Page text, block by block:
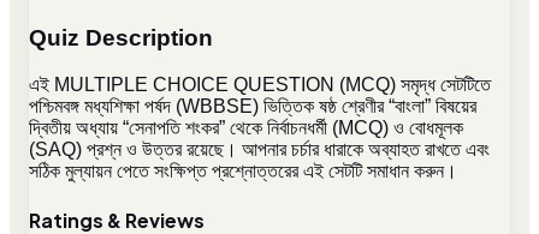
Quiz Description
এই MULTIPLE CHOICE QUESTION (MCQ) সমৃদ্ধ সেটটিতে
পশ্চিমবঙ্গ মধ্যশিক্ষা পর্ষদ (WBBSE) ভিত্তিক ষষ্ঠ শ্রেণীর “বাংলা” বিষয়ের
দ্বিতীয় অধ্যায় “সেনাপতি শংকর” থেকে নির্বাচনধর্মী (MCQ) ও বোধমূলক
(SAQ) প্রশ্ন ও উত্তর রয়েছে। আপনার চর্চার ধারাকে অব্যাহত রাখতে এবং
সঠিক মুল্যায়ন পেতে সংক্ষিপ্ত প্রশ্নোত্তরের এই সেটটি সমাধান করুন।
Ratings & Reviews